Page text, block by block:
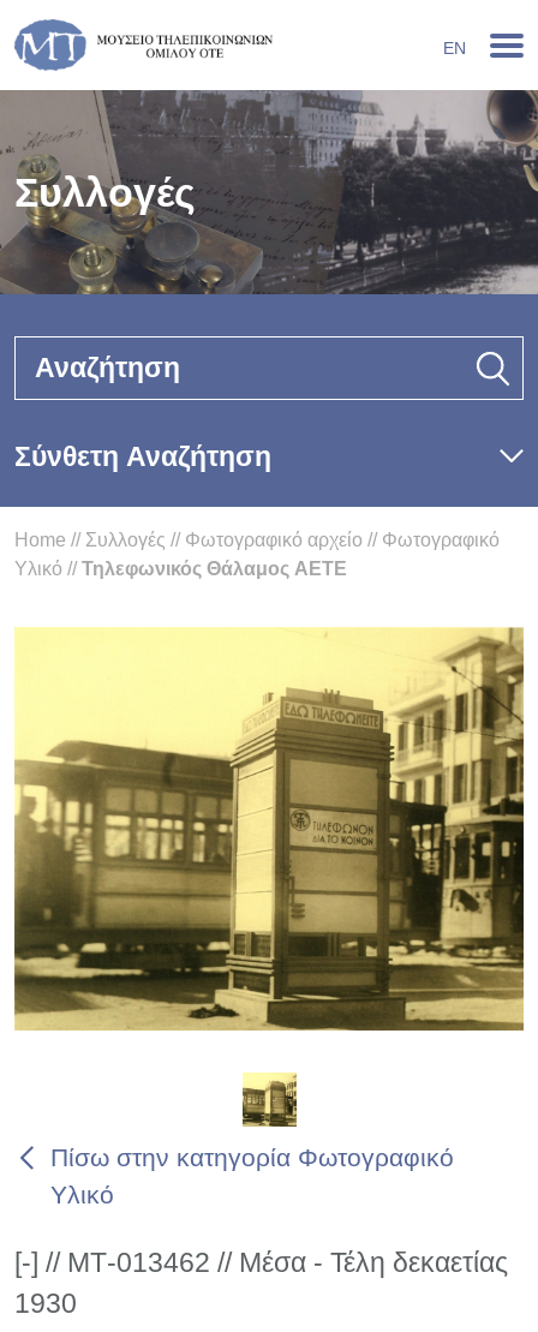
EN
Συλλογές
Αναζήτηση
Σύνθετη Αναζήτηση
Home // Συλλογές // Φωτογραφικό αρχείο // Φωτογραφικό
Υλικό //Τηλεφωνικός Θάλαμος AETE
Πίσω στην κατηγορία Φωτογραφικό
Υλικό
[-] // ΜΤ-013462 // Μέσα - Τέλη δεκαετίας
1930